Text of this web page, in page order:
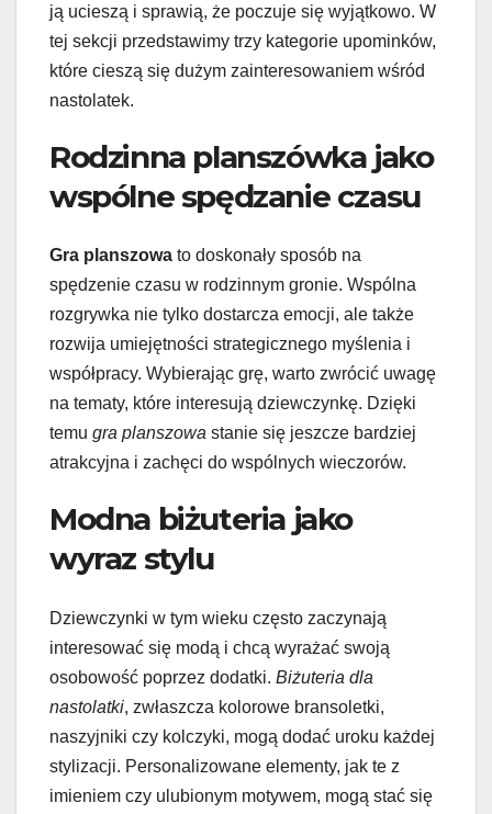
ją ucieszą i sprawią, że poczuje się wyjątkowo. W
tej sekcji przedstawimy trzy kategorie upominków,
które cieszą się dużym zainteresowaniem wśród
nastolatek.
Rodzinna planszówka jako
wspólne spędzanie czasu
Gra planszowa to doskonały sposób na
spędzenie czasu w rodzinnym gronie. Wspólna
rozgrywka nie tylko dostarcza emocji, ale także
rozwija umiejętności strategicznego myślenia i
współpracy. Wybierając grę, warto zwrócić uwagę
na tematy, które interesują dziewczynkę. Dzięki
temu gra planszowa stanie się jeszcze bardziej
atrakcyjna i zachęci do wspólnych wieczorów.
Modna biżuteria jako
wyraz stylu
Dziewczynki w tym wieku często zaczynają
interesować się modą i chcą wyrażać swoją
osobowość poprzez dodatki. Biżuteria dla
nastolatki, zwłaszcza kolorowe bransoletki,
naszyjniki czy kolczyki, mogą dodać uroku każdej
stylizacji. Personalizowane elementy, jak te z
imieniem czy ulubionym motywem, mogą stać się